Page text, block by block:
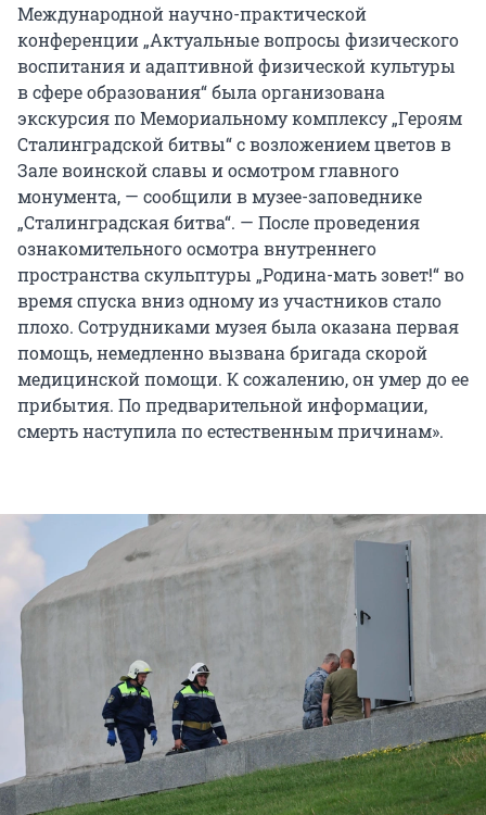
Международной научно-практической
конференции „Актуальные вопросы физического
воспитания и адаптивной физической культуры
в сфере образования“ была организована
экскурсия по Мемориальному комплексу „Героям
Сталинградской битвы“ с возложением цветов в
Зале воинской славы и осмотром главного
монумента, — сообщили в музее-заповеднике
„Сталинградская битва“. — После проведения
ознакомительного осмотра внутреннего
пространства скульптуры „Родина-мать зовет!“ во
время спуска вниз одному из участников стало
плохо. Сотрудниками музея была оказана первая
помощь, немедленно вызвана бригада скорой
медицинской помощи. К сожалению, он умер до ее
прибытия. По предварительной информации,
смерть наступила по естественным причинам».